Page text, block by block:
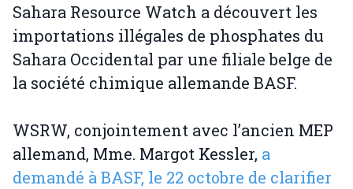
Sahara Resource Watch a découvert les
importations illégales de phosphates du
Sahara Occidental par une filiale belge de
la société chimique allemande BASF.
WSRW, conjointement avec l’ancien MEP
allemand, Mme. Margot Kessler, a
demandé à BASF, le 22 octobre de clarifier